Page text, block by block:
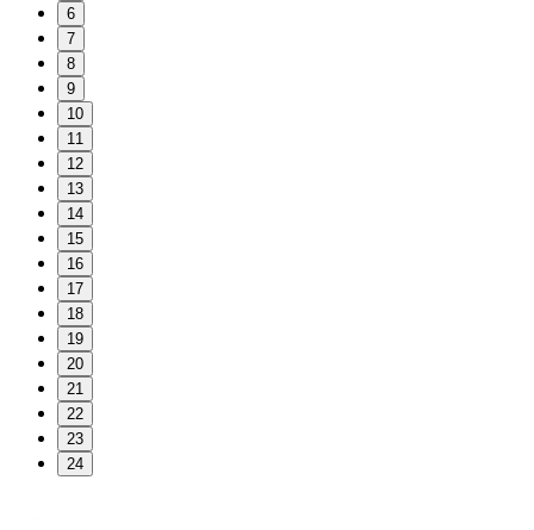
6
7
8
9
10
11
12
13
14
15
16
17
18
19
20
21
22
23
24